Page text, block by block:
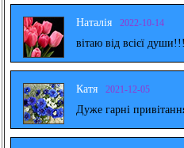
Наталія 2022-10-14
вітаю від всієї
Катя 2021-12-05
Дуже гарні